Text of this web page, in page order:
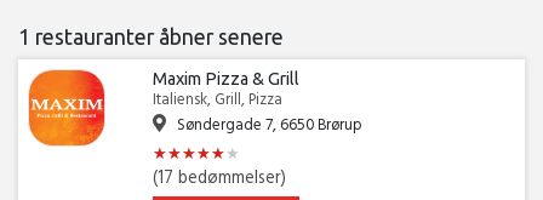
1 restauranter åbner senere
Maxim Pizza & Grill
Italiensk, Grill, Pizza
Søndergade 7, 6650 Brørup
★★★★★★
★★★★★★
(17 bedømmelser)